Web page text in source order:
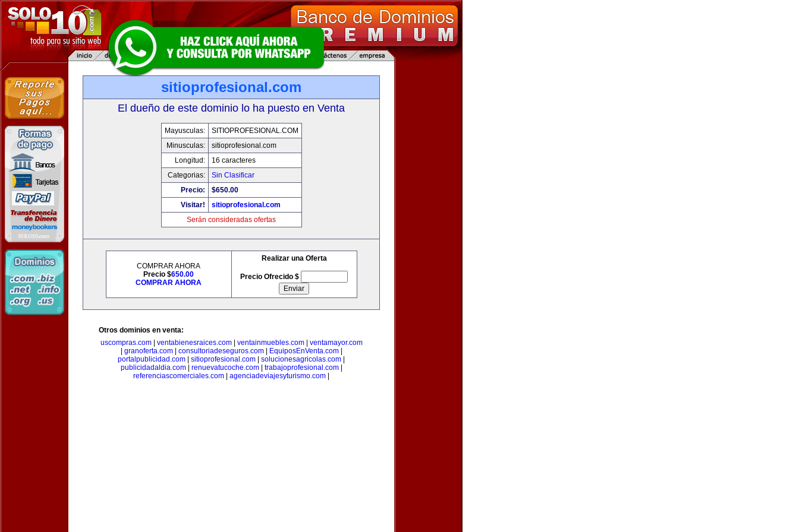
sitioprofesional.com
El dueño de este dominio lo ha puesto en Venta
Mayusculas:
SITIOPROFESIONAL.COM
Minusculas:
sitioprofesional.com
Longitud:
16 caracteres
Categorias:
Sin Clasificar
Precio:
$650.00
Visitar!
sitioprofesional.com
Serán consideradas ofertas
COMPRAR AHORA
Precio $650.00
COMPRAR AHORA
Realizar una Oferta
Precio Ofrecido $
Otros dominios en venta:
uscompras.com| ventabienesraices.com| ventainmuebles.com| ventamayor.com
granoferta.com| consultoriadeseguros.com| EquiposEnVenta.com|
portalpublicidad.com
sitioprofesional.com solucionesagricolas.com
publicidadaldia.com| renuevatucoche.com| trabajoprofesional.com|
referenciascomerciales.com
agenciadeviajesyturismo.com